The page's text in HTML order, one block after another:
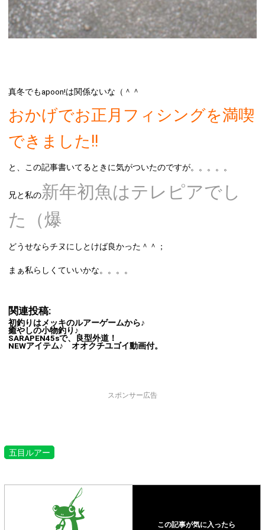
真冬でもapoon!は関係ないな（＾＾
おかげでお正月フィシングを満喫
できました!!
と、この記事書いてるときに気がついたのですが。。。。。
兄と私の新年初魚はテレピアでし
た（爆
どうせならチヌにしとけば良かった＾＾；
まぁ私らしくていいかな。。。。
関連投稿:
初釣りはメッキのルアーゲームから♪
癒やしの小物釣り♪
SARAPEN45sで、良型外道！
NEWアイテム♪ オオクチユゴイ動画付。
スポンサー広告
五目ルアー
この記事が気に入ったら